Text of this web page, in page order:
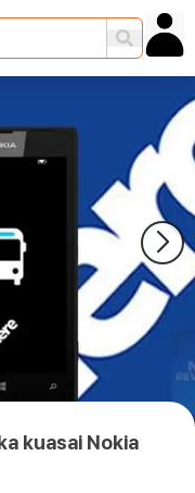
kuasai Nokia